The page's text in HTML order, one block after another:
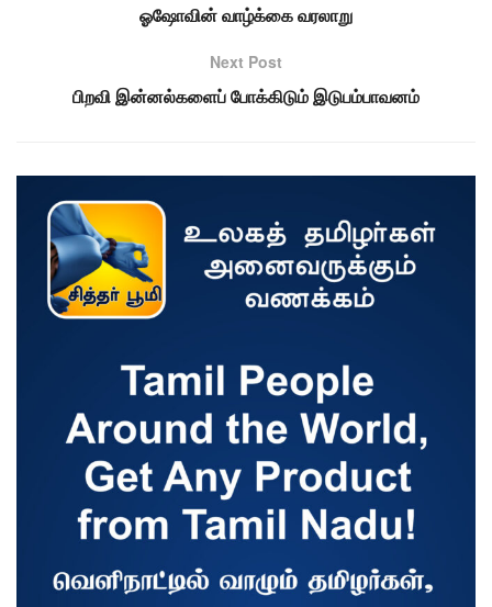
ஓஷோவின் வாழ்க்கை வரலாறு
Next Post
பிறவி இன்னல்களைப் போக்கிடும் இடுபம்பாவனம்